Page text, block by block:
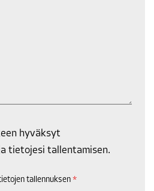
hyväksyt
tietojesi tallentamisen.
tallennuksen *